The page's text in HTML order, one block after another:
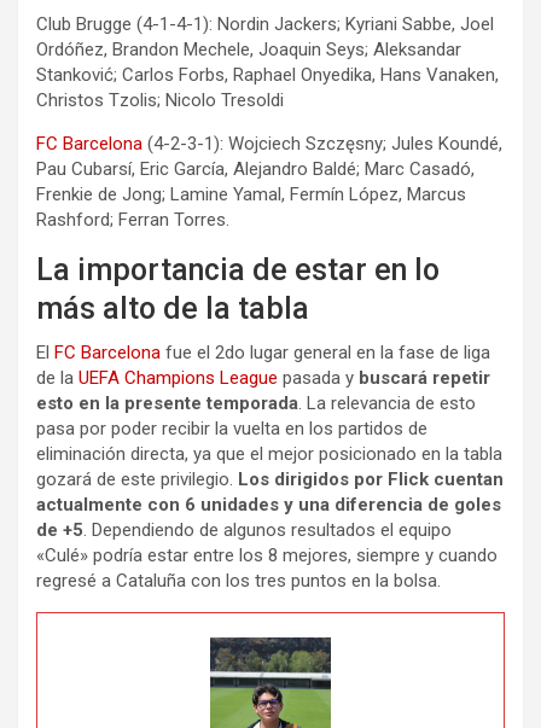
Club Brugge (4-1-4-1): Nordin Jackers; Kyriani Sabbe, Joel
Ordóñez, Brandon Mechele, Joaquin Seys; Aleksandar
Stanković; Carlos Forbs, Raphael Onyedika, Hans Vanaken,
Christos Tzolis; Nicolo Tresoldi
FC Barcelona (4-2-3-1): Wojciech Szczęsny; Jules Koundé,
Pau Cubarsí, Eric García, Alejandro Baldé; Marc Casadó,
Frenkie de Jong; Lamine Yamal, Fermín López, Marcus
Rashford; Ferran Torres.
La importancia de estar en lo
más alto de la tabla
El FC Barcelona fue el 2do lugar general en la fase de liga
de la UEFA Champions League pasada y buscará repetir
esto en la presente temporada. La relevancia de esto
pasa por poder recibir la vuelta en los partidos de
eliminación directa, ya que el mejor posicionado en la tabla
gozará de este privilegio. Los dirigidos por Flick cuentan
actualmente con 6 unidades y una diferencia de goles
de +5. Dependiendo de algunos resultados el equipo
«Culé» podría estar entre los 8 mejores, siempre y cuando
regresé a Cataluña con los tres puntos en la bolsa.